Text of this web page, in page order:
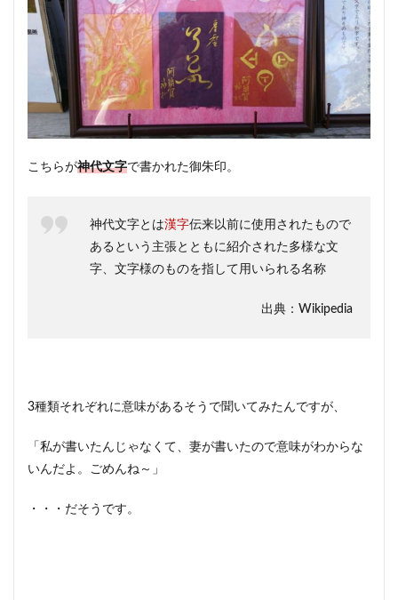
こちらが神代文字で書かれた御朱印。
神代文字とは漢字伝来以前に使用されたもので
あるという主張とともに紹介された多様な文
字、文字様のものを指して用いられる名称
出典：Wikipedia
3種類それぞれに意味があるそうで聞いてみたんですが、
「私が書いたんじゃなくて、妻が書いたので意味がわからな
いんだよ。ごめんね～」
・・・だそうです。